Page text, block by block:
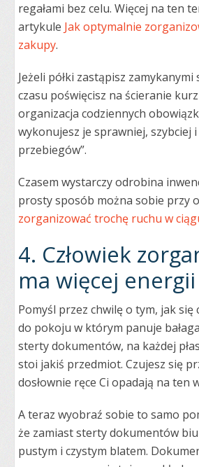
regałami bez celu. Więcej na ten
artykule Jak optymalnie
zakupy.
Jeżeli półki zastąpisz
czasu poświęcisz na ścieranie
organizacja codziennych
wykonujesz je sprawniej, szybciej
przebiegów”.
Czasem wystarczy odrobina
prosty sposób można sobie przy
zorganizować trochę ruchu w
4. Człowiek
ma więcej energii
Pomyśl przez chwilę o tym, jak się
do pokoju w którym panuje
sterty dokumentów, na każdej
stoi jakiś przedmiot. Czujesz się
dosłownie ręce Ci opadają na ten
A teraz wyobraź sobie to samo
że zamiast sterty dokumentów
pustym i czystym blatem.